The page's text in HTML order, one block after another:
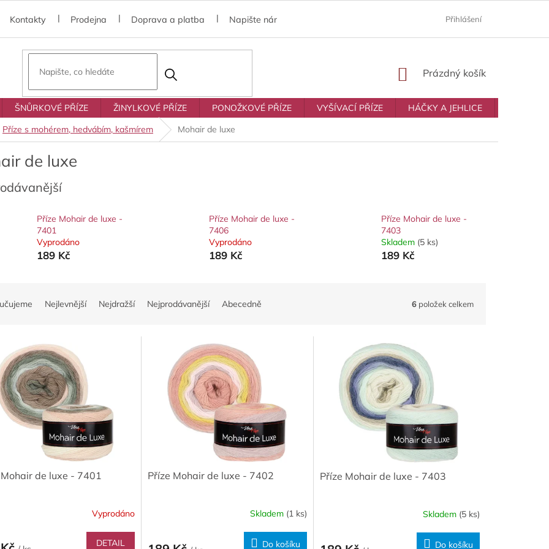
Kontakty Prodejna Doprava a platba Napište nám Prodávané značky
Přihlášení
NÁKUPNÍ
Prázdný košík
ŠNŮRKOVÉ PŘÍZE ŽINYLKOVÉ PŘÍZE PONOŽKOVÉ PŘÍZE VYŠÍVACÍ PŘÍZE HÁČKY A JEHLICE
Příze s mohérem, hedvábím, kašmírem Mohair de luxe
de luxe
Příze Mohair de luxe -
7401
Vyprodáno
189 Kč
Příze Mohair de luxe -
7406
Vyprodáno
189 Kč
Příze Mohair de luxe -
7403
Skladem (5 ks)
189 Kč
Nejlevnější Nejdražší Nejprodávanější Abecedně 6 položek celkem
de luxe - 7401
Vyprodáno
DETAIL
Příze Mohair de luxe - 7402
Skladem (1 ks)
Do košíku
Příze Mohair de luxe - 7403
Skladem (5 ks)
Do košíku